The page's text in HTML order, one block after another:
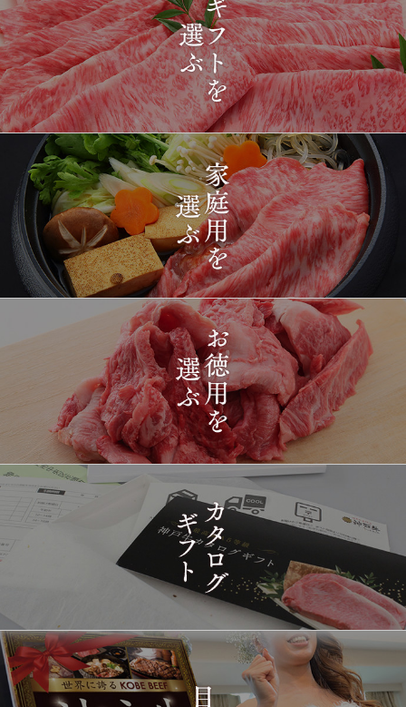
2026-
03-15
17:26:00
長野県
[ギフト] A5等級神戸牛
プレミアム霜降りももす
きやき 200g~1kg
1420
2026-
03-15
16:35:00
東京都
神戸牛目録 選べるセッ
ト ８千円
1421
2026-
03-15
14:10:00
[訳あり][家庭用] A5等級
神戸牛 フィレステーキ
1422
2026-
14:10:00
兵庫県
[家庭用] A5等級神戸牛
シャトーブリアンステー
キ 150ｇ(1枚)
2026-
12:23:00
東京都
神戸牛ギフトセット 1万
5千円 焼肉（肩ロース・
プレミアムもも）650g
1424
2026-
03-15
08:48:00
神戸牛カタログギフト
１万円